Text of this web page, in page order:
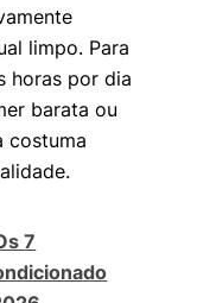
limpo. Para
horas por dia
barata ou
costuma
7